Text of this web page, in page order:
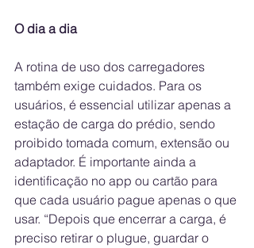
O dia a dia
A rotina de uso dos carregadores
também exige cuidados. Para os
usuários, é essencial utilizar apenas a
estação de carga do prédio, sendo
proibido tomada comum, extensão ou
adaptador. É importante ainda a
identificação no app ou cartão para
que cada usuário pague apenas o que
usar. “Depois que encerrar a carga, é
preciso retirar o plugue, guardar o